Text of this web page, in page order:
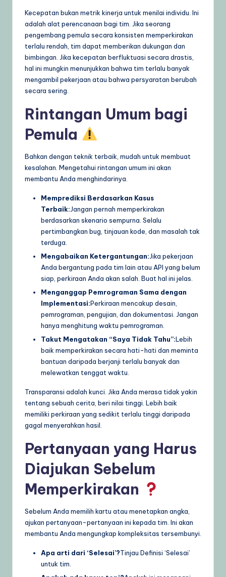
Kecepatan bukan metrik kinerja untuk menilai individu. Ini
adalah alat perencanaan bagi tim. Jika seorang
pengembang pemula secara konsisten memperkirakan
terlalu rendah, tim dapat memberikan dukungan dan
bimbingan. Jika kecepatan berfluktuasi secara drastis,
hal ini mungkin menunjukkan bahwa tim terlalu banyak
mengambil pekerjaan atau bahwa persyaratan berubah
secara sering.
Rintangan Umum bagi
Pemula
Bahkan dengan teknik terbaik, mudah untuk membuat
kesalahan. Mengetahui rintangan umum ini akan
membantu Anda menghindarinya.
Memprediksi Berdasarkan Kasus
Terbaik:Jangan pernah memperkirakan
berdasarkan skenario sempurna. Selalu
pertimbangkan bug, tinjauan kode, dan masalah tak
terduga.
Mengabaikan Ketergantungan:Jika pekerjaan
Anda bergantung pada tim lain atau API yang belum
siap, perkiraan Anda akan salah. Buat hal ini jelas.
Menganggap Pemrograman Sama dengan
Implementasi:Perkiraan mencakup desain,
pemrograman, pengujian, dan dokumentasi. Jangan
hanya menghitung waktu pemrograman.
Takut Mengatakan “Saya Tidak Tahu”:Lebih
baik memperkirakan secara hati-hati dan meminta
bantuan daripada berjanji terlalu banyak dan
melewatkan tenggat waktu.
Transparansi adalah kunci. Jika Anda merasa tidak yakin
tentang sebuah cerita, beri nilai tinggi. Lebih baik
memiliki perkiraan yang sedikit terlalu tinggi daripada
gagal menyerahkan hasil.
Pertanyaan yang Harus
Diajukan Sebelum
Memperkirakan
Sebelum Anda memilih kartu atau menetapkan angka,
ajukan pertanyaan-pertanyaan ini kepada tim. Ini akan
membantu Anda mengungkap kompleksitas tersembunyi.
Apa arti dari ‘Selesai’?Tinjau Definisi ‘Selesai’
untuk tim.